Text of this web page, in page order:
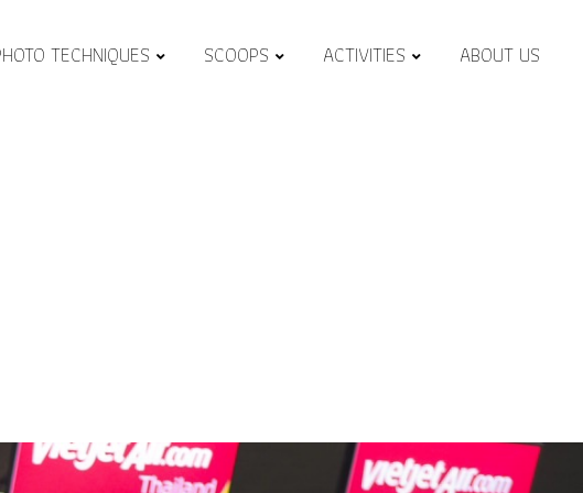
TECHNIQUES SCOOPS ACTIVITIES ABOUT US